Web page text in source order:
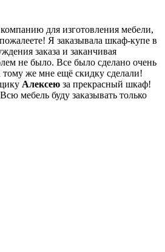
для изготовления мебели,
Я заказывала шкаф-купе в
заказа и заканчивая
не было. Все было сделано очень
же мне ещё скидку сделали!
Алексею за прекрасный шкаф!
мебель буду заказывать только